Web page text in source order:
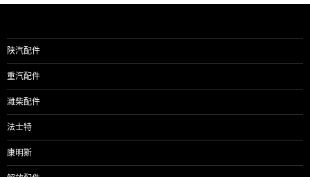
陕汽配件
重汽配件
潍柴配件
法士特
康明斯